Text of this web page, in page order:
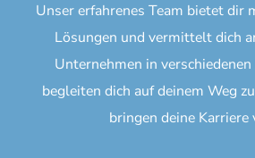
Unser erfahrenes Team bietet dir
Lösungen und vermittelt dich
Unternehmen in
begleiten dich auf deinem Weg
bringen deine Karriere